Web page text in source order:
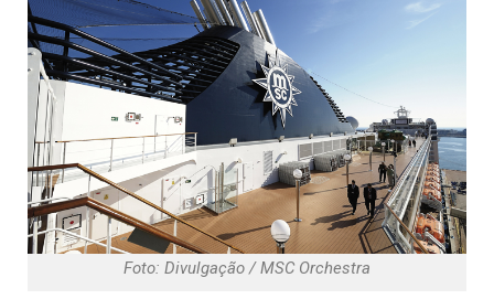
Foto: Divulgação / MSC Orchestra